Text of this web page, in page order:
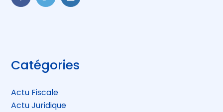
FaceBook
TwitterLinkedIn
Blog
sidebar
Catégories
Actu Fiscale
Actu Juridique